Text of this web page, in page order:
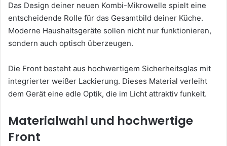
Das Design deiner neuen Kombi-Mikrowelle spielt eine
entscheidende Rolle für das Gesamtbild deiner Küche.
Moderne Haushaltsgeräte sollen nicht nur funktionieren,
sondern auch optisch überzeugen.
Die Front besteht aus hochwertigem Sicherheitsglas mit
integrierter weißer Lackierung. Dieses Material verleiht
dem Gerät eine edle Optik, die im Licht attraktiv funkelt.
Materialwahl und hochwertige
Front